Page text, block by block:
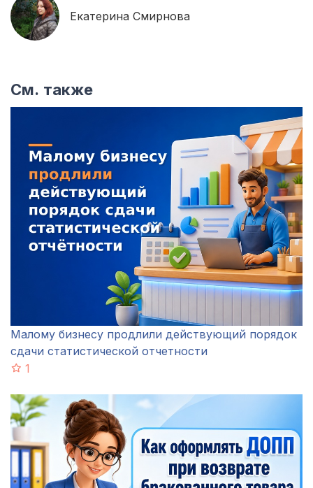
Екатерина Смирнова
См. также
Малому бизнесу продлили действующий порядок
сдачи статистической отчетности
1